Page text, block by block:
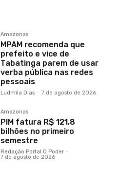
Amazonas
MPAM recomenda que
prefeito e vice de
Tabatinga parem de usar
verba pública nas redes
pessoais
Ludmila Dias - 7 de agosto de 2026
Amazonas
PIM fatura R$ 121,8
bilhões no primeiro
semestre
Redação Portal O Poder -
7 de agosto de 2026